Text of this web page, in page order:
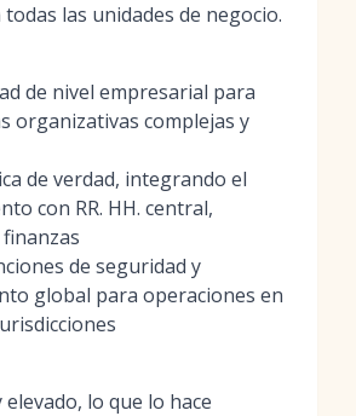
las unidades de negocio.
de nivel empresarial para
organizativas complejas y
de verdad, integrando el
con RR. HH. central,
de seguridad y
global para operaciones en
lo que lo hace